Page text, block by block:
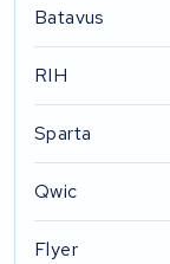
Batavus
RIH
Sparta
Qwic
Flyer